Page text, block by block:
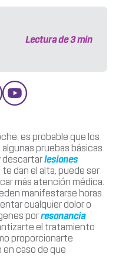
Lectura de3min
es probable que los
pruebas básicas
descartarlesiones
te dan el alta, puede ser
más atención médica.
manifestarse horas
cualquier dolor o
porresonancia
el tratamiento
proporcionarte
caso de que